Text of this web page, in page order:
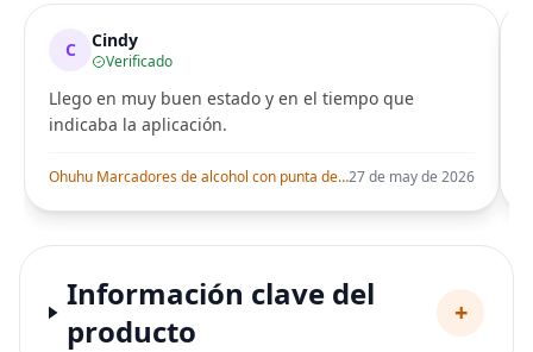
C Cindy
Verificado
Llego en muy buen estado y en el tiempo que
indicaba la aplicación.
Ohuhu Marcadores de alcohol con punta de pincel – Juego de marcadores artísticos de doble punta con certificación AP para artistas adultos27 de may de 2026
Información clave del
producto
+